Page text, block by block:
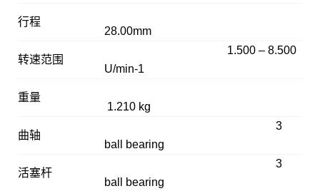
行程
28.00mm
转速范围
1.500 – 8.500
U/min-1
重量
1.210 kg
曲轴
3
ball bearing
活塞杆
3
ball bearing